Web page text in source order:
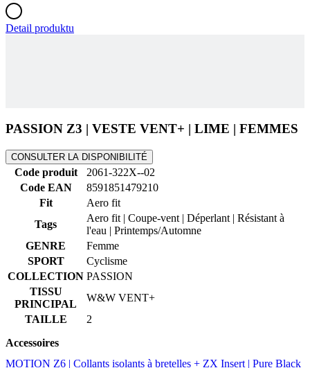
Detail produktu
PASSION Z3 | VESTE VENT+ | LIME | FEMMES
CONSULTER LA DISPONIBILITÉ
Code produit
2061-322X--02
Code EAN
8591851479210
Fit
Aero fit
Tags
Aero fit | Coupe-vent | Déperlant | Résistant à
l'eau | Printemps/Automne
GENRE
Femme
SPORT
Cyclisme
COLLECTION PASSION
TISSU
PRINCIPAL
W&W VENT+
TAILLE
2
Accessoires
MOTION Z6 | Collants isolants à bretelles + ZX Insert | Pure Black